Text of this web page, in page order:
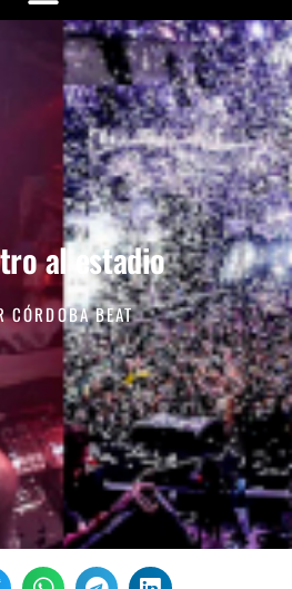
al estadio
CÓRDOBA BEAT